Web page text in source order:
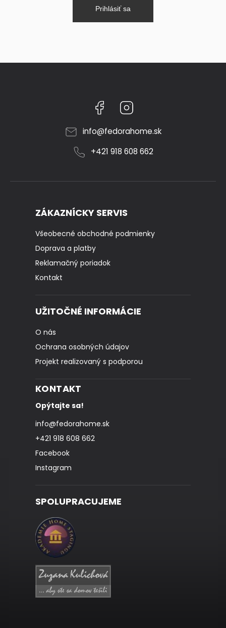
Prihlásiť sa
Facebook
info@fedorahome.sk
+421 918 608 662
ZÁKAZNÍCKY SERVIS
Všeobecné obchodné podmienky
Doprava a platby
Reklamačný poriadok
Kontakt
UŽITOČNÉ INFORMÁCIE
O nás
Ochrana osobných údajov
Projekt realizovaný s podporou
KONTAKT
Opýtajte sa!
info@fedorahome.sk
+421 918 608 662
Facebook
Instagram
SPOLUPRACUJEME